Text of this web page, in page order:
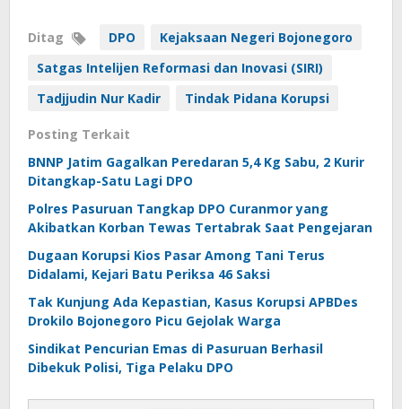
Ditag DPO
Kejaksaan Negeri Bojonegoro
Satgas Intelijen Reformasi dan Inovasi (SIRI)
Tadjjudin Nur Kadir
Tindak Pidana Korupsi
Posting Terkait
BNNP Jatim Gagalkan Peredaran 5,4 Kg Sabu, 2 Kurir
Ditangkap-Satu Lagi DPO
Polres Pasuruan Tangkap DPO Curanmor yang
Akibatkan Korban Tewas Tertabrak Saat Pengejaran
Dugaan Korupsi Kios Pasar Among Tani Terus
Didalami, Kejari Batu Periksa 46 Saksi
Tak Kunjung Ada Kepastian, Kasus Korupsi APBDes
Drokilo Bojonegoro Picu Gejolak Warga
Sindikat Pencurian Emas di Pasuruan Berhasil
Dibekuk Polisi, Tiga Pelaku DPO